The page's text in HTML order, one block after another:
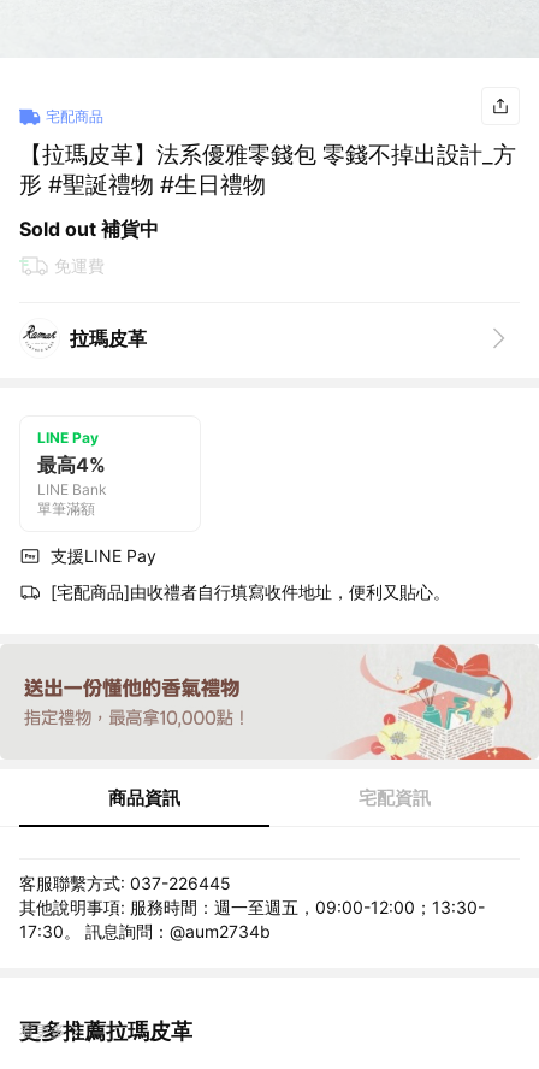
宅配商品
【拉瑪皮革】法系優雅零錢包 零錢不掉出設計_方
形 #聖誕禮物 #生日禮物
Sold out 補貨中
免運費
拉瑪皮革
LINE Pay
最高4%
LINE Bank
單筆滿額
支援LINE Pay
[宅配商品]由收禮者自行填寫收件地址，便利又貼心。
商品資訊 宅配資訊
客服聯繫方式: 037-226445
其他說明事項: 服務時間：週一至週五，09:00-12:00；13:30-
17:30。 訊息詢問：@aum2734b
更多推薦拉瑪皮革
看更多